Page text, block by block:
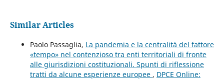
Similar Articles
Paolo Passaglia, La pandemia e la centralità del fattore
«tempo» nel contenzioso tra enti territoriali di fronte
alle giurisdizioni costituzionali. Spunti di riflessione
tratti da alcune esperienze europee , DPCE Online: